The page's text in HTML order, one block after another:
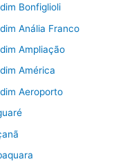
Bonfiglioli
Anália Franco
Ampliação
América
Aeroporto